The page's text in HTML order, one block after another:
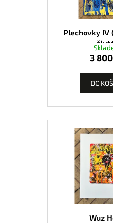
Plechovky IV
3
DO
Wuz